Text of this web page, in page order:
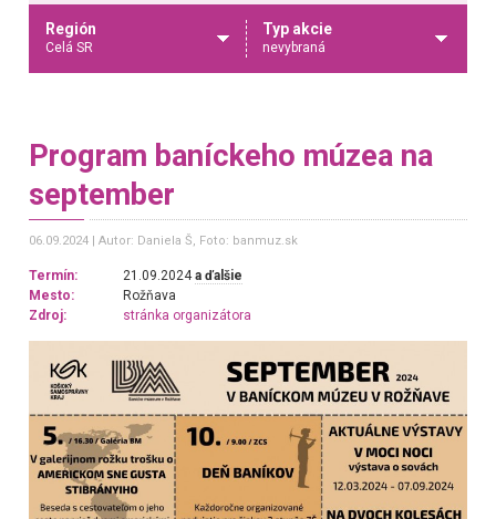
Región
Celá SR
Typ akcie
nevybraná
Program baníckeho múzea na
september
06.09.2024 Autor: Daniela Š, Foto: banmuz.sk
Termín: 21.09.2024a ďalšie
Mesto:
Rožňava
Zdroj:
stránka organizátora